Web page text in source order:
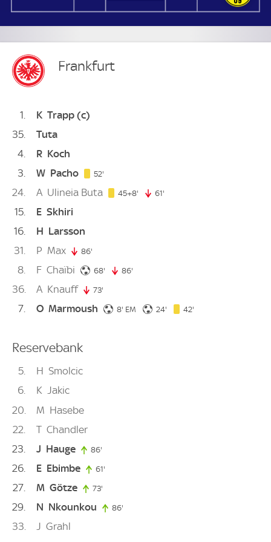
Frankfurt
1 K Trapp (c)
35
Tuta
4
R Koch
3
W Pacho 52'
24 A Ulineia Buta 45+8' 53. minute
61'
15 E Skhiri
16
H Larsson
31
P Max 86'
8 F Chaïbi 68' 68. minute
86'
36 A Knauff 73'
7 O Marmoush 8' 8. minute
EM 24' 24. minute
42'
Reservebank
5 H Smolcic
6
K Jakic
20
M Hasebe
22
T Chandler
23
J Hauge 86'
26 E Ebimbe 61'
27 M Götze 73'
29 N Nkounkou 86'
33 J Grahl